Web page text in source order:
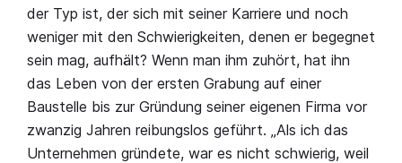
der Typ ist, der sich mit seiner Karriere und noch
weniger mit den Schwierigkeiten, denen er begegnet
sein mag, aufhält? Wenn man ihm zuhört, hat ihn
das Leben von der ersten Grabung auf einer
Baustelle bis zur Gründung seiner eigenen Firma vor
zwanzig Jahren reibungslos geführt. „Als ich das
Unternehmen gründete, war es nicht schwierig, weil